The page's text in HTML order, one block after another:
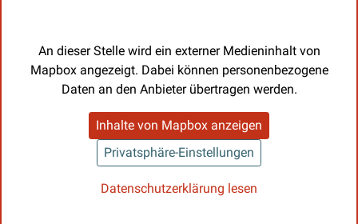
An dieser Stelle wird ein externer Medieninhalt von
Mapbox angezeigt. Dabei können personenbezogene
Daten an den Anbieter übertragen werden.
Inhalte von Mapbox anzeigen
Privatsphäre-Einstellungen
Datenschutzerklärung lesen